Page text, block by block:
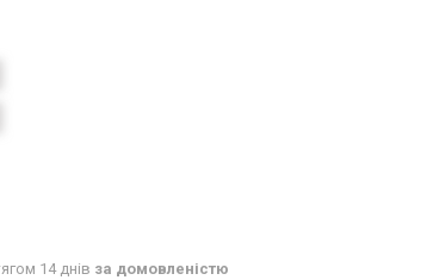
14 днів за домовленістю